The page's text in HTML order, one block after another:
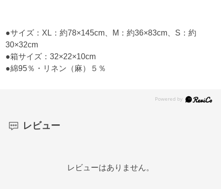
●サイズ：XL：約78×145cm、M：約36×83cm、S：約
30×32cm
●箱サイズ：32×22×10cm
●綿95％・リネン（麻）５％
レビュー
レビューはありません。